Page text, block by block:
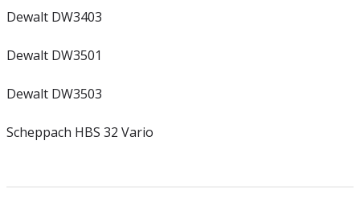
Dewalt DW3403
Dewalt DW3501
Dewalt DW3503
Scheppach HBS 32 Vario